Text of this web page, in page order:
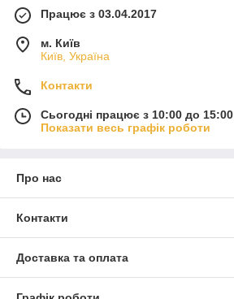
Працює з 03.04.2017
м. Київ
Київ, Україна
Контакти
Сьогодні працює з 10:00 до 15:00
Показати весь графік роботи
Про нас
Контакти
Доставка та оплата